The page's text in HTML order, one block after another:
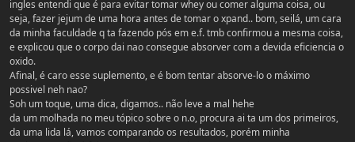
ingles entendi que é para evitar tomar whey ou comer alguma coisa, ou
seja, fazer jejum de uma hora antes de tomar o xpand.. bom, seilá, um cara
da minha faculdade q ta fazendo pós em e.f. tmb confirmou a mesma coisa,
e explicou que o corpo dai nao consegue absorver com a devida eficiencia o
oxido.
Afinal, é caro esse suplemento, e é bom tentar absorve-lo o máximo
possivel neh nao?
Soh um toque, uma dica, digamos.. não leve a mal hehe
da um molhada no meu tópico sobre o n.o, procura ai ta um dos primeiros,
da uma lida lá, vamos comparando os resultados, porém minha